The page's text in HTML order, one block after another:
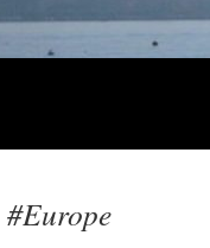
#Europe